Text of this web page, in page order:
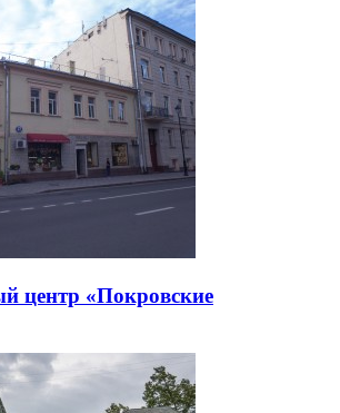
центр «Покровские